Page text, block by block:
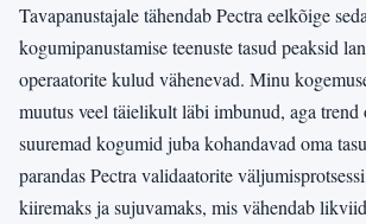
Tavapanustajale tähendab Pectra eelkõige
kogumipanustamise teenuste tasud peaksid
operaatorite kulud vähenevad. Minu
muutus veel täielikult läbi imbunud, aga
suuremad kogumid juba kohandavad oma
parandas Pectra validaatorite
kiiremaks ja sujuvamaks, mis vähendab